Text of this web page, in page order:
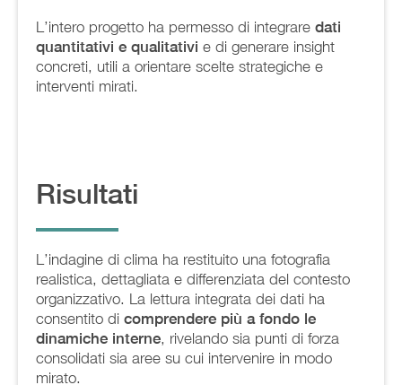
L’intero progetto ha permesso di integrare dati
quantitativi e qualitativi e di generare insight
concreti, utili a orientare scelte strategiche e
interventi mirati.
Risultati
L’indagine di clima ha restituito una fotografia
realistica, dettagliata e differenziata del contesto
organizzativo. La lettura integrata dei dati ha
consentito di comprendere più a fondo le
dinamiche interne, rivelando sia punti di forza
consolidati sia aree su cui intervenire in modo
mirato.